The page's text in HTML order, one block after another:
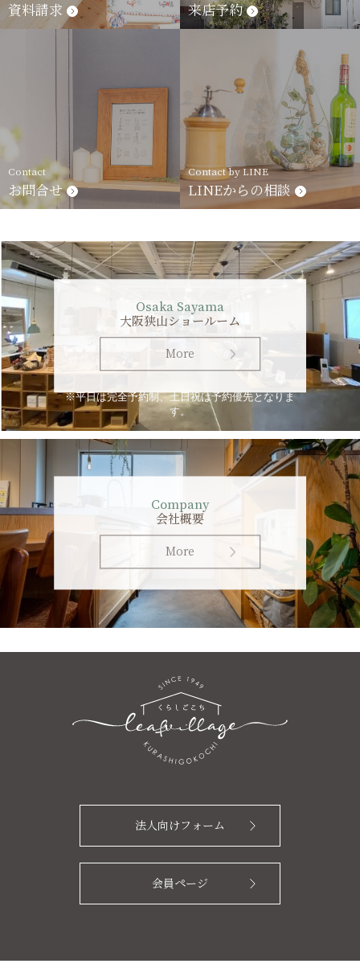
資料請求 来店予約
Contact
お問合せ
Contact by LINE
LINEからの相談
Osaka Sayama
大阪狭山ショールーム
More
※平日は完全予約制、土日祝は予約優先となりま
す。
Company
会社概要
More
法人向けフォーム
会員ページ